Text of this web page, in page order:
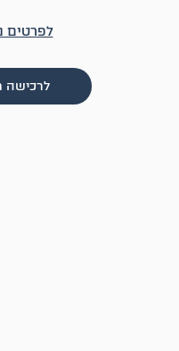
לפרטים
לרכישה